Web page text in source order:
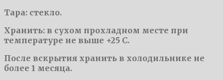
Тара: стекло.
Хранить: в сухом прохладном месте при
температуре не выше +25 С.
После вскрытия хранить в холодильнике не
более 1 месяца.